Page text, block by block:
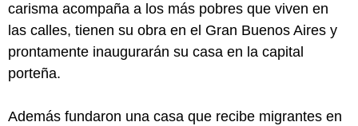
carisma acompaña a los más pobres que viven en
las calles, tienen su obra en el Gran Buenos Aires y
prontamente inaugurarán su casa en la capital
porteña.
Además fundaron una casa que recibe migrantes en